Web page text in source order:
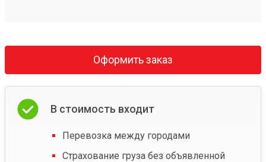
Оформить заказ
В стоимость входит
Перевозка между городами
Страхование груза без объявленной